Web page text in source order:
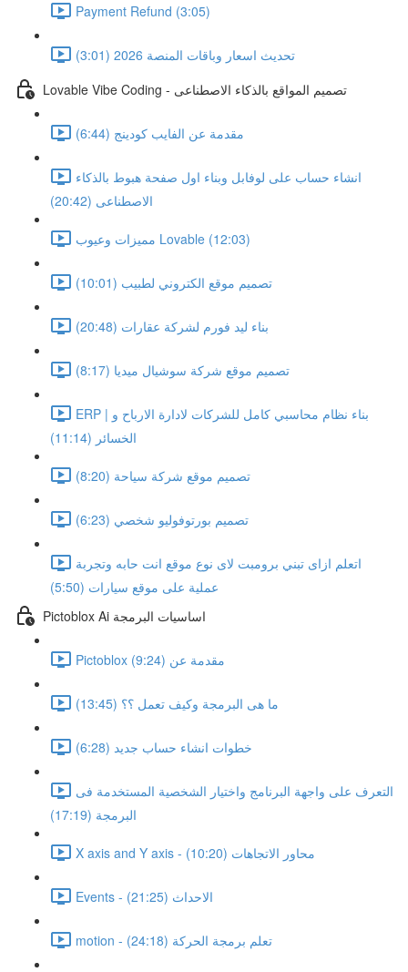
Payment Refund (3:05)
تحديث اسعار وباقات المنصة 2026 (3:01)
Lovable Vibe Coding - تصميم المواقع بالذكاء الاصطناعى
مقدمة عن الفايب كودينج (6:44)
انشاء حساب على لوفابل وبناء اول صفحة هبوط بالذكاء
الاصطناعى (20:42)
مميزات وعيوب Lovable (12:03)
تصميم موقع الكتروني لطبيب (10:01)
بناء ليد فورم لشركة عقارات (20:48)
تصميم موقع شركة سوشيال ميديا (8:17)
ERP | بناء نظام محاسبي كامل للشركات لادارة الارباح و
الخسائر (11:14)
تصميم موقع شركة سياحة (8:20)
تصميم بورتوفوليو شخصي (6:23)
اتعلم ازاى تبني برومبت لاى نوع موقع انت حابه وتجربة
عملية على موقع سيارات (5:50)
Pictoblox Ai اساسيات البرمجة
Pictoblox مقدمة عن (9:24)
ما هى البرمجة وكيف تعمل ؟؟ (13:45)
خطوات انشاء حساب جديد (6:28)
التعرف على واجهة البرنامج واختيار الشخصية المستخدمة فى
البرمجة (17:19)
X axis and Y axis - محاور الاتجاهات (10:20)
Events - الاحداث (21:25)
motion - تعلم برمجة الحركة (24:18)